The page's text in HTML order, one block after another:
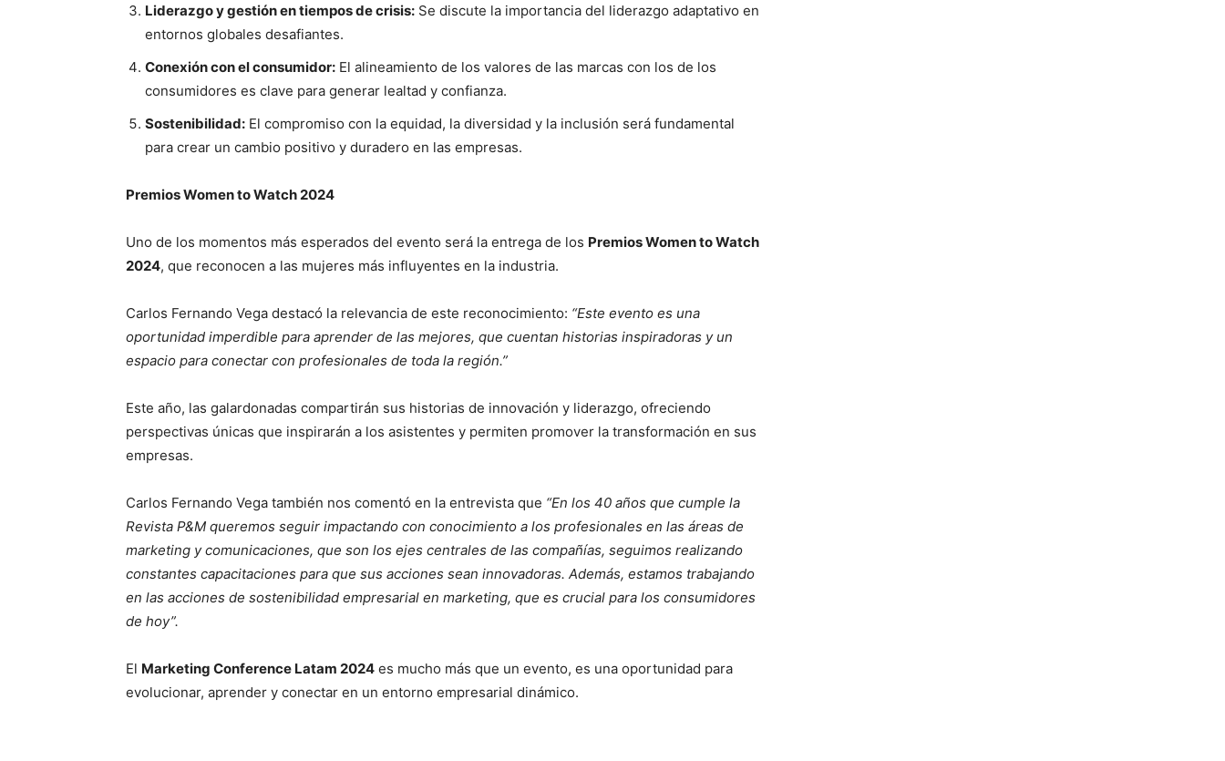
Liderazgo y gestión en tiempos de crisis: Se discute la importancia del liderazgo adaptativo en
entornos globales desafiantes.
Conexión con el consumidor: El alineamiento de los valores de las marcas con los de los
consumidores es clave para generar lealtad y confianza.
Sostenibilidad: El compromiso con la equidad, la diversidad y la inclusión será fundamental
para crear un cambio positivo y duradero en las empresas.
Premios Women to Watch 2024
Uno de los momentos más esperados del evento será la entrega de los Premios Women to Watch
2024, que reconocen a las mujeres más influyentes en la industria.
Carlos Fernando Vega destacó la relevancia de este reconocimiento: “Este evento es una
oportunidad imperdible para aprender de las mejores, que cuentan historias inspiradoras y un
espacio para conectar con profesionales de toda la región.”
Este año, las galardonadas compartirán sus historias de innovación y liderazgo, ofreciendo
perspectivas únicas que inspirarán a los asistentes y permiten promover la transformación en sus
empresas.
Carlos Fernando Vega también nos comentó en la entrevista que “En los 40 años que cumple la
Revista P&M queremos seguir impactando con conocimiento a los profesionales en las áreas de
marketing y comunicaciones, que son los ejes centrales de las compañías, seguimos realizando
constantes capacitaciones para que sus acciones sean innovadoras. Además, estamos trabajando
en las acciones de sostenibilidad empresarial en marketing, que es crucial para los consumidores
de hoy”.
El Marketing Conference Latam 2024 es mucho más que un evento, es una oportunidad para
evolucionar, aprender y conectar en un entorno empresarial dinámico.